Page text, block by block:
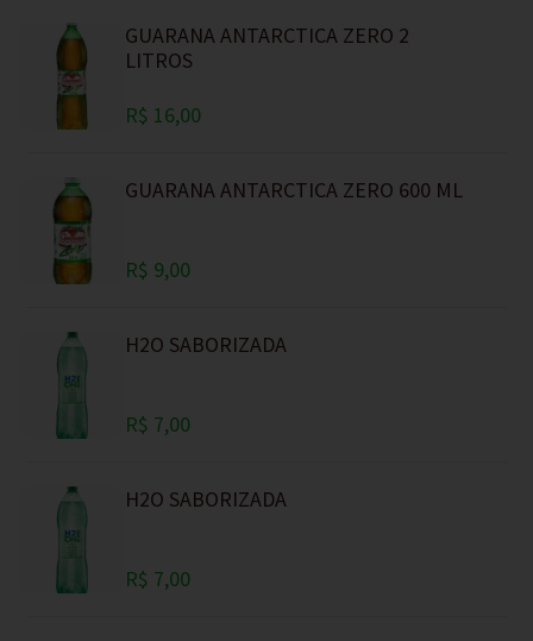
GUARANA ANTARCTICA ZERO 2
LITROS
R$ 16,00
GUARANA ANTARCTICA ZERO 600 ML
R$ 9,00
H2O SABORIZADA
R$ 7,00
H2O SABORIZADA
R$ 7,00